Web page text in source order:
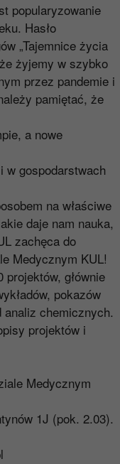
popularyzowanie
Hasło
„Tajemnice życia
żyjemy w szybko
przez pandemie i
pamiętać, że
a nowe
gospodarstwach
na właściwe
daje nam nauka,
zachęca do
Medycznym KUL!
projektów, głównie
pokazów
chemicznych.
projektów i
Medycznym
1J (pok. 2.03).